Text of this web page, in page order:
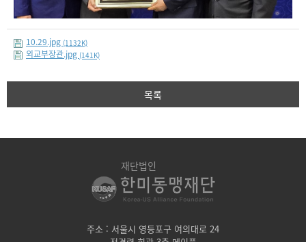
10.29.jpg (1132K)
외교부장관.jpg (141K)
목록
재단법인
주소 : 서울시 영등포구 여의대로 24